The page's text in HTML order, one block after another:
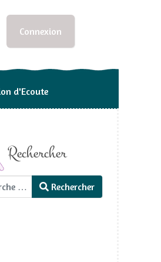
Connexion
d'Ecoute
Rechercher
Rechercher